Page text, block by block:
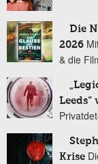
Die
2026
& die
Leeds“
Krise